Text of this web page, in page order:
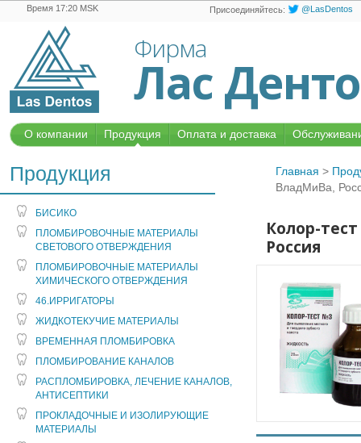
Время 17:20 MSK Присоединяйтесь: @LasDentos
Фирма
Лас
О компании Продукция Оплата и доставка
Продукция
БИСИКО
ПЛОМБИРОВОЧНЫЕ МАТЕРИАЛЫ
СВЕТОВОГО ОТВЕРЖДЕНИЯ
ПЛОМБИРОВОЧНЫЕ МАТЕРИАЛЫ
ХИМИЧЕСКОГО ОТВЕРЖДЕНИЯ
46.ИРРИГАТОРЫ
ЖИДКОТЕКУЧИЕ МАТЕРИАЛЫ
ВРЕМЕННАЯ ПЛОМБИРОВКА
ПЛОМБИРОВАНИЕ КАНАЛОВ
РАСПЛОМБИРОВКА, ЛЕЧЕНИЕ КАНАЛОВ,
АНТИСЕПТИКИ
ПРОКЛАДОЧНЫЕ И ИЗОЛИРУЮЩИЕ
МАТЕРИАЛЫ
Главная >
ВладМиВа,
Колор-
Россия